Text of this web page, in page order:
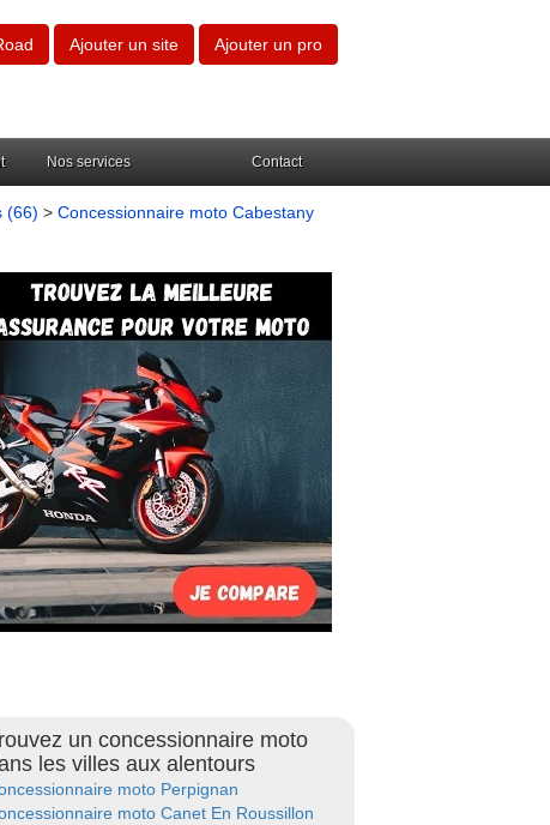
Ajouter un site Ajouter un pro
Nos services Contact
(66) > Concessionnaire moto Cabestany
un concessionnaire moto
les villes aux alentours
moto Perpignan
moto Canet En Roussillon